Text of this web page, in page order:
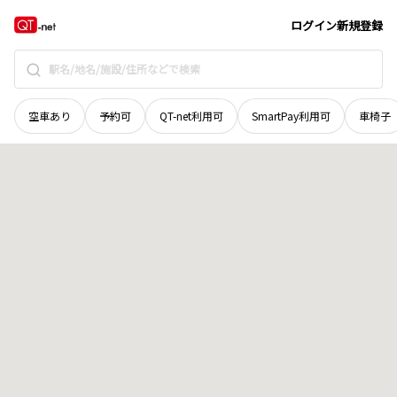
ログイン新規登録
空車あり 予約可 QT-net利用可 SmartPay利用可 車椅子
奈良県